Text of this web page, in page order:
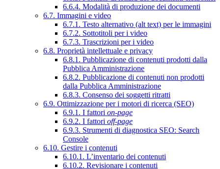
6.6.4. Modalità di produzione dei documenti
6.7. Immagini e video
6.7.1. Testo alternativo (alt text) per le immagini
6.7.2. Sottotitoli per i video
6.7.3. Trascrizioni per i video
6.8. Proprietà intellettuale e privacy
6.8.1. Pubblicazione di contenuti prodotti dalla
Pubblica Amministrazione
6.8.2. Pubblicazione di contenuti non prodotti
dalla Pubblica Amministrazione
6.8.3. Consenso dei soggetti ritratti
6.9. Ottimizzazione per i motori di ricerca (SEO)
6.9.1. I fattori on-page
6.9.2. I fattori off-page
6.9.3. Strumenti di diagnostica SEO: Search
Console
6.10. Gestire i contenuti
6.10.1. L’inventario dei contenuti
6.10.2. Revisionare i contenuti